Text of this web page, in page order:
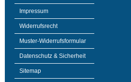
Impressum
Widerrufsrecht
Muster-Widerrufsformular
Datenschutz & Sicherheit
Sitemap